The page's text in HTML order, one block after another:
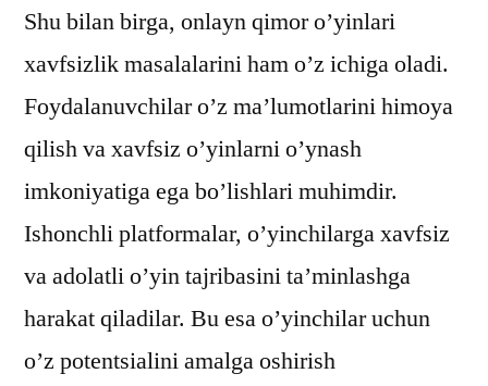
Shu bilan birga, onlayn qimor o’yinlari
xavfsizlik masalalarini ham o’z ichiga oladi.
Foydalanuvchilar o’z ma’lumotlarini himoya
qilish va xavfsiz o’yinlarni o’ynash
imkoniyatiga ega bo’lishlari muhimdir.
Ishonchli platformalar, o’yinchilarga xavfsiz
va adolatli o’yin tajribasini ta’minlashga
harakat qiladilar. Bu esa o’yinchilar uchun
o’z potentsialini amalga oshirish